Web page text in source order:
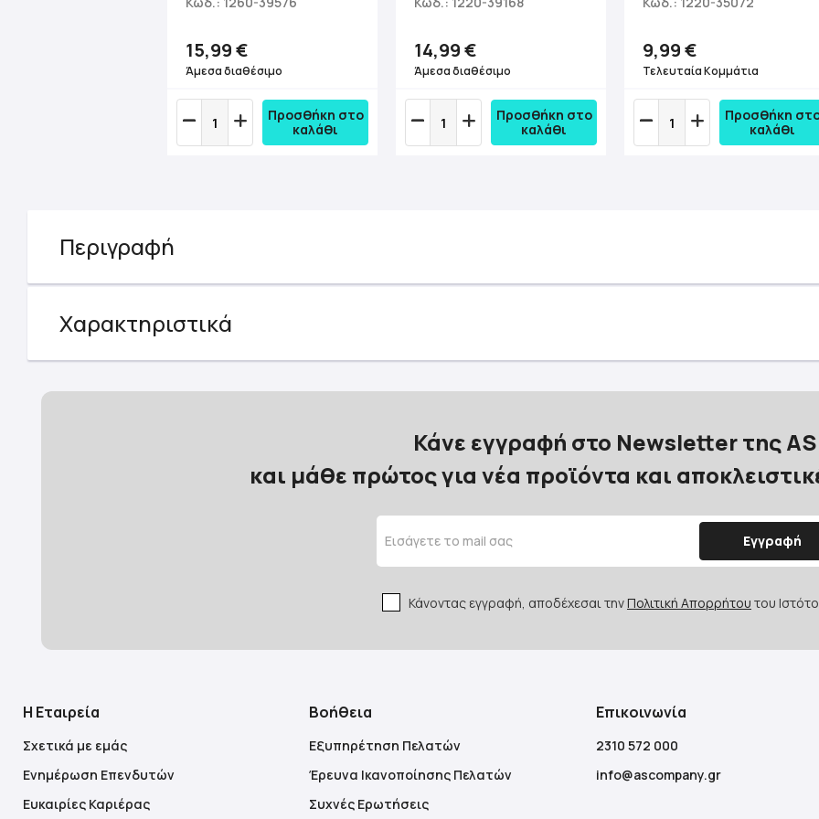
15,99 €
Άμεσα διαθέσιμο
Προσθήκη στο
καλάθι
14,99 €
Άμεσα διαθέσιμο
Προσθήκη στο
καλάθι
9,99 €
Τελευταία Κομμάτια
Προσθήκη
καλάθι
Περιγραφή
Χαρακτηριστικά
Κάνε εγγραφή στο Newsletter της AS
και μάθε πρώτος για νέα προϊόντα και
Εγγραφή
Κάνοντας εγγραφή, αποδέχεσαι τηνΠολιτική Απορρήτου του
Η Εταιρεία
Σχετικά με εμάς
Ενημέρωση Επενδυτών
Ευκαιρίες Καριέρας
Βοήθεια
Εξυπηρέτηση Πελατών
Έρευνα Ικανοποίησης Πελατών
Συχνές Ερωτήσεις
Επικοινωνία
2310 572 000
info@ascompany.gr